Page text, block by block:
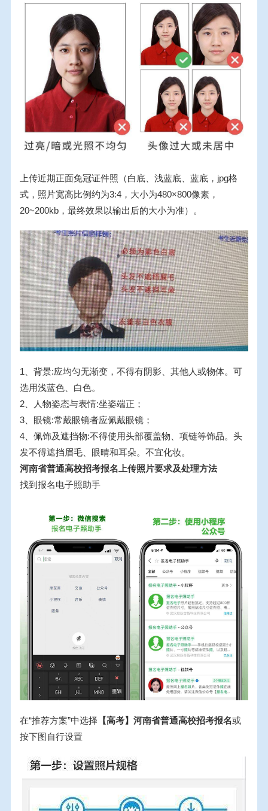
上传近期正面免冠证件照（白底、浅蓝底、蓝底，jpg格
式，照片宽高比例约为3:4，大小为480×800像素，
20~200kb，最终效果以输出后的大小为准）。
1、背景:应均匀无渐变，不得有阴影、其他人或物体。可
选用浅蓝色、白色。
2、人物姿态与表情:坐姿端正；
3、眼镜:常戴眼镜者应佩戴眼镜；
4、佩饰及遮挡物:不得使用头部覆盖物、项链等饰品。头
发不得遮挡眉毛、眼晴和耳朵。不宜化妆。
河南省普通高校招考报名上传照片要求及处理方法
找到报名电子照助手
在“推荐方案”中选择 【高考】河南省普通高校招考报名或
按下图自行设置